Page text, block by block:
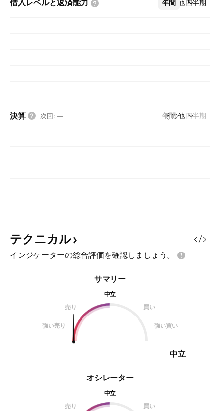
借入レベルと返済能力 年間 四半期
その他
決算 次回: — 年間 四半期
その他
テクニカル
インジケーターの総合評価を確認しましょう。
オシレーター
中立
売り
買い
サマリー
中立
売り
買い
強い売り 強い買い
中立